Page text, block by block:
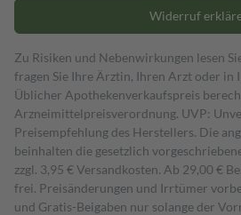
Widerruf
Zu Risiken und Nebenwirkungen lesen
fragen Sie Ihre Ärztin, Ihren Arzt oder in
Üblicher Apothekenverkaufspreis
Arzneimittelpreisverordnung. UVP:
Preisempfehlung des Herstellers. Die
beinhalten die gesetzlich
zzgl. 3,95 € Versandkosten. Ab 29,00 €
frei. Preisänderungen und Irrtümer
und Gratis-Beigaben nur solange der